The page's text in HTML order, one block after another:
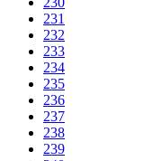
231
232
233
234
235
236
237
238
239